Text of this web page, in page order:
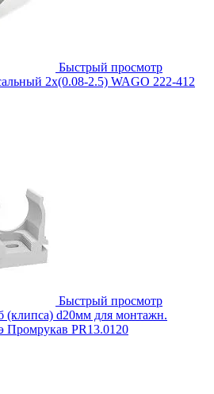
Быстрый просмотр
2х(0.08-2.5) WAGO 222-412
Быстрый просмотр
(клипса) d20мм для монтажн.
Промрукав PR13.0120